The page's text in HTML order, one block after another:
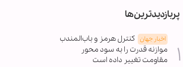
پربازدیدترین‌ها
اخبار جهان کنترل هرمز و باب‌المندب
موازنه قدرت را به سود محور
مقاومت تغییر داده است